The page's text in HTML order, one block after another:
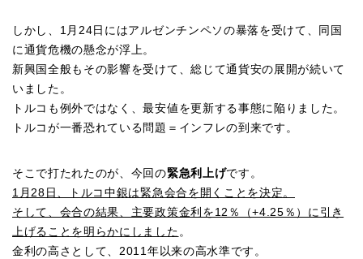
しかし、1月24日にはアルゼンチンペソの暴落を受けて、同国
に通貨危機の懸念が浮上。
新興国全般もその影響を受けて、総じて通貨安の展開が続いて
いました。
トルコも例外ではなく、最安値を更新する事態に陥りました。
トルコが一番恐れている問題＝インフレの到来です。
そこで打たれたのが、今回の緊急利上げです。
1月28日、トルコ中銀は緊急会合を開くことを決定。
そして、会合の結果、主要政策金利を12％（+4.25％）に引き
上げることを明らかにしました 。
金利の高さとして、2011年以来の高水準です。